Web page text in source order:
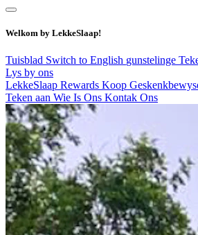
Welkom by LekkeSlaap!
Tuisblad Switch to English gunstelinge
Lys by ons
LekkeSlaap Rewards Koop
Teken aan Wie Is Ons Kontak Ons